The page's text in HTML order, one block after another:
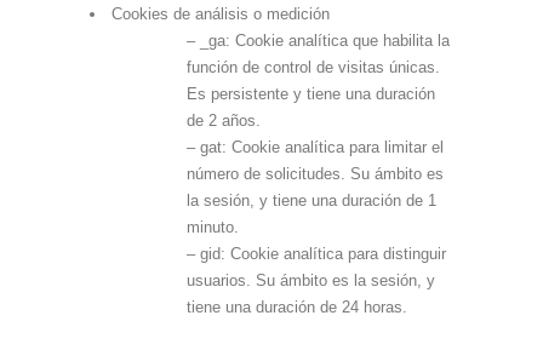
Cookies de análisis o medición
– _ga: Cookie analítica que habilita la
función de control de visitas únicas.
Es persistente y tiene una duración
de 2 años.
– gat: Cookie analítica para limitar el
número de solicitudes. Su ámbito es
la sesión, y tiene una duración de 1
minuto.
– gid: Cookie analítica para distinguir
usuarios. Su ámbito es la sesión, y
tiene una duración de 24 horas.